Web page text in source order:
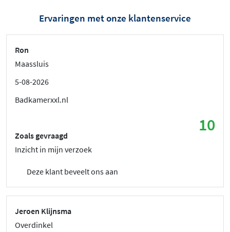
Ervaringen met onze klantenservice
Ron
Maassluis
5-08-2026
Badkamerxxl.nl
10
Zoals gevraagd
Inzicht in mijn verzoek
Deze klant beveelt ons aan
Jeroen Klijnsma
Overdinkel